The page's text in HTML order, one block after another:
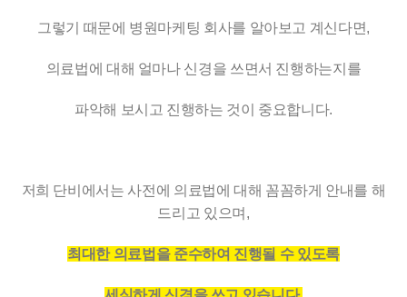
그렇기 때문에 병원마케팅 회사를 알아보고 계신다면,
의료법에 대해 얼마나 신경을 쓰면서 진행하는지를
파악해 보시고 진행하는 것이 중요합니다.
저희 단비에서는 사전에 의료법에 대해 꼼꼼하게 안내를 해
드리고 있으며,
최대한 의료법을 준수하여 진행될 수 있도록